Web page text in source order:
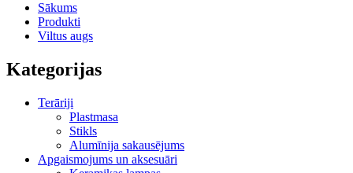
Sākums
Produkti
Viltus augs
Kategorijas
Terāriji
Plastmasa
Stikls
Alumīnija sakausējums
Apgaismojums un aksesuāri